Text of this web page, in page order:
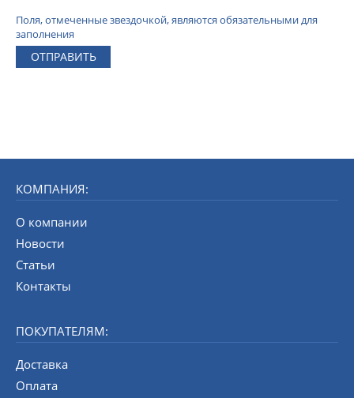
Поля, отмеченные звездочкой, являются обязательными для
заполнения
ОТПРАВИТЬ
КОМПАНИЯ:
О компании
Новости
Статьи
Контакты
ПОКУПАТЕЛЯМ:
Доставка
Оплата